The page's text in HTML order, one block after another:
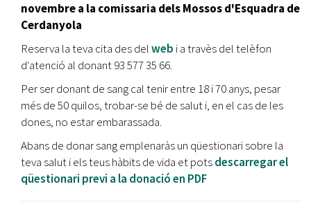
novembre a la comissaria dels Mossos d'Esquadra de
Cerdanyola
Reserva la teva cita des delweb i a travès del telèfon
d'atenció al donant 93 577 35 66.
Per ser donant de sang cal tenir entre 18 i 70 anys, pesar
més de 50 quilos, trobar-se bé de salut i, en el cas de les
dones, no estar embarassada.
Abans de donar sang emplenaràs un qüestionari sobre la
teva salut i els teus hàbits de vida et potsdescarregar el
qüestionari previ a la donació en PDF